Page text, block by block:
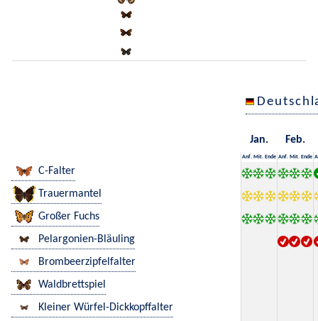
Jan. Feb.
Anf. Mit. Ende Anf. Mit. Ende
C-Falter
Trauermantel
Großer Fuchs
Pelargonien-Bläuling
Brombeerzipfelfalter
Waldbrettspiel
Kleiner Würfel-Dickkopffalter